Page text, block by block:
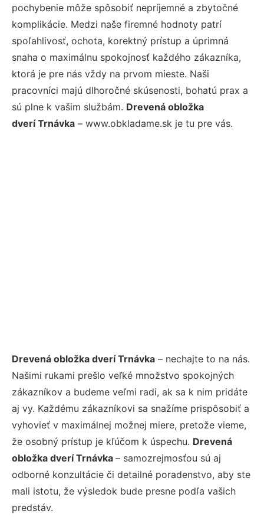
pochybenie môže spôsobiť nepríjemné a zbytočné
komplikácie. Medzi naše firemné hodnoty patrí
spoľahlivosť, ochota, korektný prístup a úprimná
snaha o maximálnu spokojnosť každého zákazníka,
ktorá je pre nás vždy na prvom mieste. Naši
pracovníci majú dlhoročné skúsenosti, bohatú prax a
sú plne k vašim službám. Drevená obložka
dverí Trnávka – www.obkladame.sk je tu pre vás.
Drevená obložka dverí Trnávka – nechajte to na nás.
Našimi rukami prešlo veľké množstvo spokojných
zákazníkov a budeme veľmi radi, ak sa k nim pridáte
aj vy. Každému zákazníkovi sa snažíme prispôsobiť a
vyhovieť v maximálnej možnej miere, pretože vieme,
že osobný prístup je kľúčom k úspechu. Drevená
obložka dverí Trnávka – samozrejmosťou sú aj
odborné konzultácie či detailné poradenstvo, aby ste
mali istotu, že výsledok bude presne podľa vašich
predstáv.